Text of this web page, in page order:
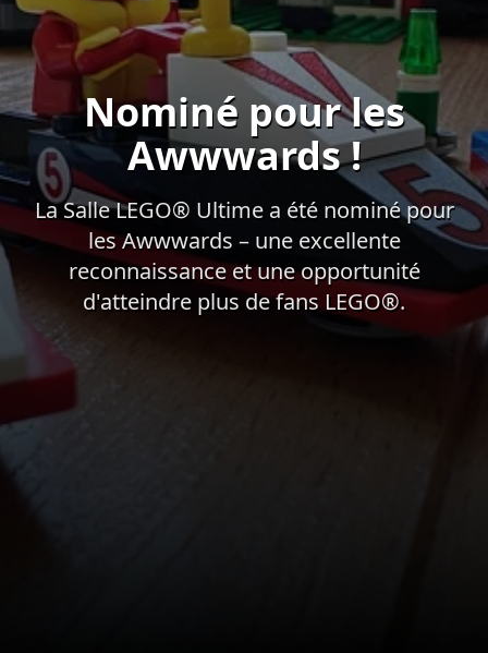
Nominé pour les
Awwwards !
La Salle LEGO® Ultime a été nominé pour
les Awwwards – une excellente
reconnaissance et une opportunité
d'atteindre plus de fans LEGO®.